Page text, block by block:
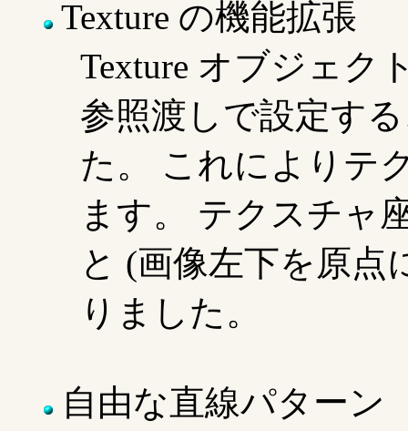
Texture の機能拡張
Texture オブジェク
参照渡しで設定す
た。 これによりテ
ます。 テクスチャ
と (画像左下を原点
りました。
自由な直線パターン